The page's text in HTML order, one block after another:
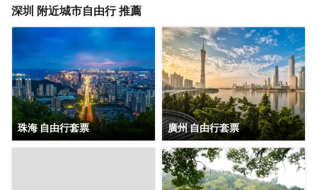
團，尚美生活憑藉創新的商業模式、強大的品牌優勢和專業
創、共享大住宿共同體。未來，集團將不斷探索住宿業與互
聯網的結合、與新生活方式的結合，致力於成為全球領先的
生活服務連鎖平台，引領新尚美好生活。
深圳 附近城市自由行 推薦
珠海 自由行套票 廣州 自由行套票